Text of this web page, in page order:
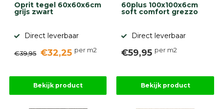
Oprit tegel 60x60x6cm
grijs zwart
Direct leverbaar
€39,95 €32,25 per m2
Bekijk product
60plus 100x100x6cm
soft comfort grezzo
Direct leverbaar
€59,95 per m2
Bekijk product